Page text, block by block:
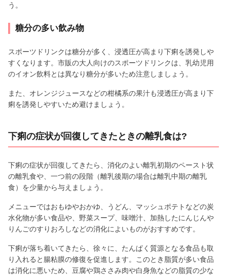
う。
糖分の多い飲み物
スポーツドリンクは糖分が多く、浸透圧が高まり下痢を誘発しや
すくなります。市販の大人向けのスポーツドリンクは、乳幼児用
のイオン飲料とは異なり糖分が多いため注意しましょう。
また、オレンジジュースなどの柑橘系の果汁も浸透圧が高まり下
痢を誘発しやすいため避けましょう。
下痢の症状が回復してきたときの離乳食は?
下痢の症状が回復してきたら、消化のよい離乳初期のペースト状
の離乳食や、一つ前の段階（離乳後期の場合は離乳中期の離乳
食）を少量から与えましょう。
メニューではおもゆやおかゆ、うどん、マッシュポテトなどの炭
水化物が多い食品や、野菜スープ、味噌汁、加熱したにんじんや
りんごのすりおろしなどの消化によいものがおすすめです。
下痢が落ち着いてきたら、徐々に、たんぱく質源となる食品も取
り入れると腸粘膜の修復を促進します。このとき脂質が多い食品
は消化に悪いため、豆腐や鶏ささみ肉や白身魚などの脂質の少な